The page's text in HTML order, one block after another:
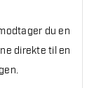
du en
direkte til en